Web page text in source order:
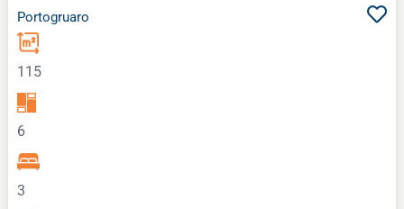
Portogruaro
115
6
3